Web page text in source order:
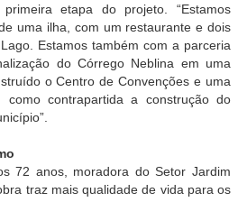
etapa do projeto. “Estamos
uma ilha, com um restaurante e dois
Estamos também com a parceria
do Córrego Neblina em uma
o Centro de Convenções e uma
como contrapartida a construção do
72 anos, moradora do Setor Jardim
traz mais qualidade de vida para os